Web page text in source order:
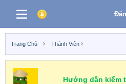
Trang Chủ Thành Viên
Hướng dẫn kiếm